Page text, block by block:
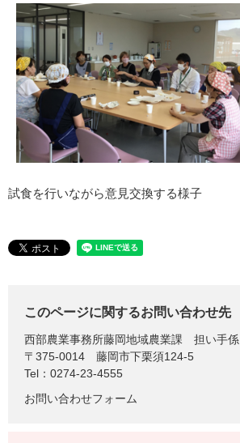
試食を行いながら意見交換する様子
このページに関するお問い合わせ先
西部農業事務所藤岡地域農業課
担い手係
〒375-0014
藤岡市下栗須124-5
Tel：0274-23-4555
お問い合わせフォーム